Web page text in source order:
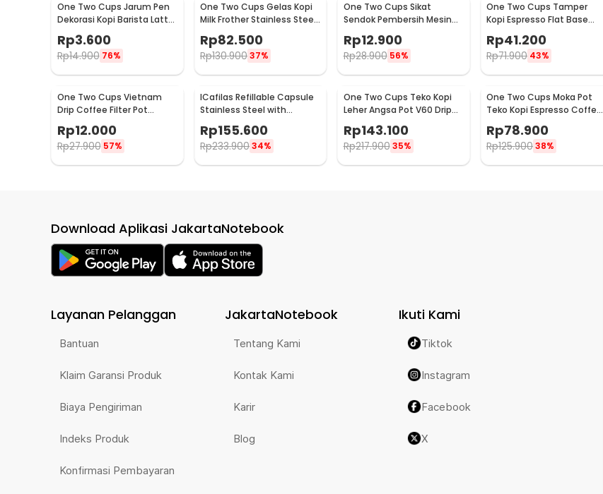
One Two Cups Jarum Pen
Dekorasi Kopi Barista Latte
Art Needle 13cm - F3F27
Rp3.600
Rp14.900 76%
One Two Cups Gelas Kopi
Milk Frother Stainless Steel
400ml - WZ0011
Rp82.500
Rp130.90037%
One Two Cups Sikat
Sendok Pembersih Mesin
Rp12.900
Rp28.900 56%
One Two Cups Tamper
Kopi Espresso Flat Base
SS51
Rp41.200
Rp71.900 43%
One Two Cups Vietnam
Drip Coffee Filter Pot
LC1
Rp12.000
Rp27.900 57%
ICafilas Refillable Capsule
Stainless Steel with
Tamper for Nespresso -
F456
Rp155.600
Rp233.90034%
One Two Cups Teko Kopi
Leher Angsa Pot V60 Drip
Kettle 960ml - RF-15
Rp143.100
Rp217.900 35%
One Two Cups Moka Pot
Teko Kopi Espresso Coffee
Maker Stovetop 6 Cup
300ml - Z21
Rp78.900
Rp125.90038%
Download Aplikasi JakartaNotebook
Layanan Pelanggan
Bantuan
Klaim Garansi Produk
Biaya Pengiriman
Indeks Produk
Konfirmasi Pembayaran
JakartaNotebook
Tentang Kami
Kontak Kami
Karir
Blog
Ikuti Kami
Tiktok
Instagram
Facebook
X